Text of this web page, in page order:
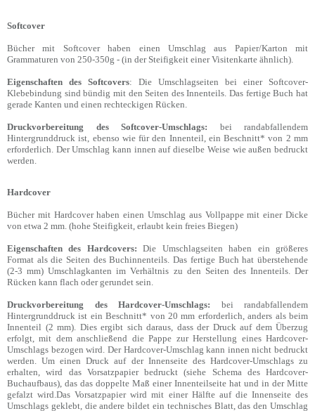
Softcover
Bücher mit Softcover haben einen Umschlag aus Papier/Karton mit
Grammaturen von 250-350g - (in der Steifigkeit einer Visitenkarte ähnlich).
Eigenschaften des Softcovers: Die Umschlagseiten bei einer Softcover-
Klebebindung sind bündig mit den Seiten des Innenteils. Das fertige Buch hat
gerade Kanten und einen rechteckigen Rücken.
Druckvorbereitung des Softcover-Umschlags: bei randabfallendem
Hintergrunddruck ist, ebenso wie für den Innenteil, ein Beschnitt* von 2 mm
erforderlich. Der Umschlag kann innen auf dieselbe Weise wie außen bedruckt
werden.
Hardcover
Bücher mit Hardcover haben einen Umschlag aus Vollpappe mit einer Dicke
von etwa 2 mm. (hohe Steifigkeit, erlaubt kein freies Biegen)
Eigenschaften des Hardcovers: Die Umschlagseiten haben ein größeres
Format als die Seiten des Buchinnenteils. Das fertige Buch hat überstehende
(2-3 mm) Umschlagkanten im Verhältnis zu den Seiten des Innenteils. Der
Rücken kann flach oder gerundet sein.
Druckvorbereitung des Hardcover-Umschlags: bei randabfallendem
Hintergrunddruck ist ein Beschnitt* von 20 mm erforderlich, anders als beim
Innenteil (2 mm). Dies ergibt sich daraus, dass der Druck auf dem Überzug
erfolgt, mit dem anschließend die Pappe zur Herstellung eines Hardcover-
Umschlags bezogen wird. Der Hardcover-Umschlag kann innen nicht bedruckt
werden. Um einen Druck auf der Innenseite des Hardcover-Umschlags zu
erhalten, wird das Vorsatzpapier bedruckt (siehe Schema des Hardcover-
Buchaufbaus), das das doppelte Maß einer Innenteilseite hat und in der Mitte
gefalzt wird.Das Vorsatzpapier wird mit einer Hälfte auf die Innenseite des
Umschlags geklebt, die andere bildet ein technisches Blatt, das den Umschlag